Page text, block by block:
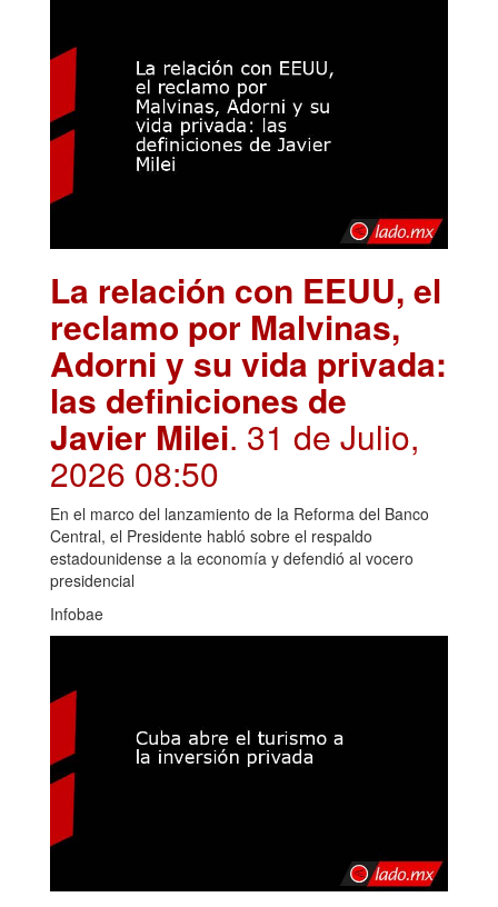
La relación con EEUU, el
reclamo por Malvinas,
Adorni y su vida privada:
las definiciones de
Javier Milei. 31 de Julio,
2026 08:50
En el marco del lanzamiento de la Reforma del Banco
Central, el Presidente habló sobre el respaldo
estadounidense a la economía y defendió al vocero
presidencial
Infobae